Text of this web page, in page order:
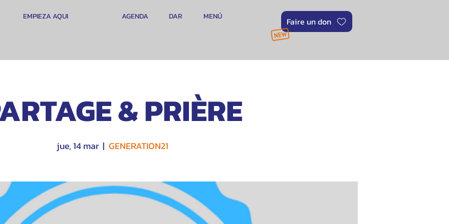
EMPIEZA AQUI DAR MENÚ
AGENDA Faire un don
& PRIÈRE
jue, 14 mar
  |
GENERATION21